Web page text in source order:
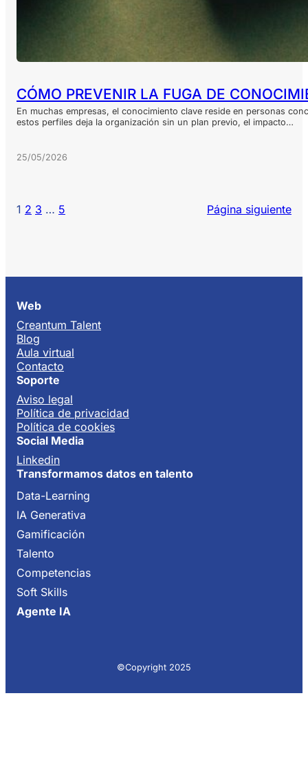
CÓMO PREVENIR LA FUGA DE
En muchas empresas, el conocimiento clave reside en personas
estos perfiles deja la organización sin un plan previo, el impacto…
25/05/2026
1 2 3 … 5 Página siguiente
Web
Creantum Talent
Blog
Aula virtual
Contacto
Soporte
Aviso legal
Política de privacidad
Política de cookies
Social Media
Linkedin
Transformamos datos en talento
Data-Learning
IA Generativa
Gamificación
Talento
Competencias
Soft Skills
Agente IA
©Copyright 2025